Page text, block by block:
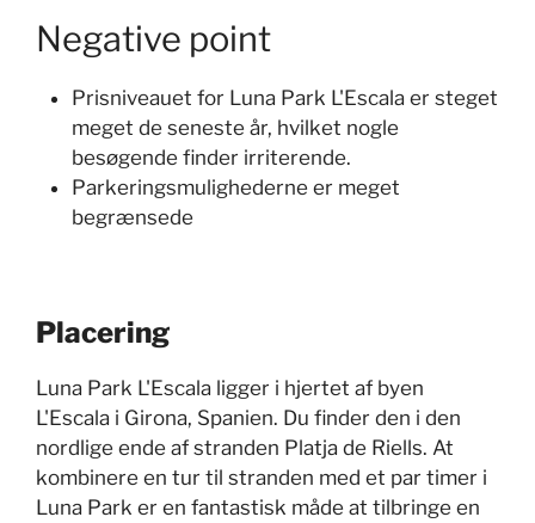
Negative point
Prisniveauet for Luna Park L'Escala er steget
meget de seneste år, hvilket nogle
besøgende finder irriterende.
Parkeringsmulighederne er meget
begrænsede
Placering
Luna Park L'Escala ligger i hjertet af byen
L'Escala i Girona, Spanien. Du finder den i den
nordlige ende af stranden Platja de Riells. At
kombinere en tur til stranden med et par timer i
Luna Park er en fantastisk måde at tilbringe en